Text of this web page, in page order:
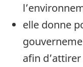
elle donne
afin